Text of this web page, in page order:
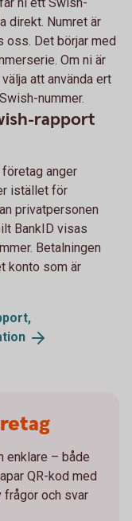
direkt. Numret är
Det börjar med
Om ni är
att använda ert
nummer.
rapport
anger
istället för
privatpersonen
BankID visas
Betalningen
konto som är
enklare – både
QR-kod med
frågor och svar